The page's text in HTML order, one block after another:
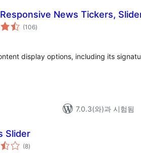
News Tickers,
(106전
체)
display options, including its
7.0.3(와)과 시험됨
Slider
(8전
체)